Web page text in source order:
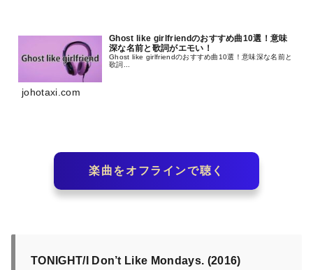
Ghost like girlfriendのおすすめ曲10選！意味
深な名前と歌詞がエモい！
Ghost like girlfriendのおすすめ曲10選！意味深な名前と
歌詞...
johotaxi.com
楽曲をオフラインで聴く
TONIGHT/I Don’t Like Mondays. (2016)